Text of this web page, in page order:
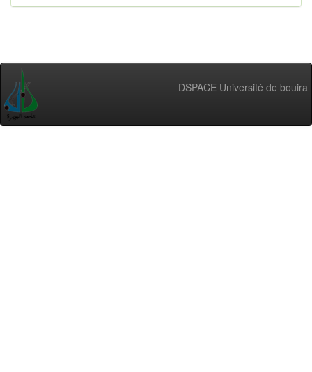
DSPACE Université de bouira